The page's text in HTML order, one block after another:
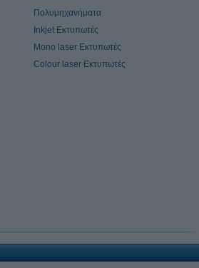
Πολυμηχανήματα
Inkjet Εκτυπωτές
Mono laser Εκτυπωτές
Colour laser Εκτυπωτές